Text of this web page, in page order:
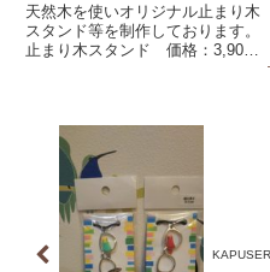
天然木を使いオリジナル止まり木
スタンド等を制作しております。
止まり木スタンド 価格：3,900
格：2,000円(税込)オキナインコ
止まり木ス...